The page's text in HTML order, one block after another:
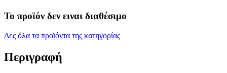
Το προϊόν δεν ειναι διαθέσιμο
Δες όλα τα προϊόντα της κατηγορίας
Περιγραφή